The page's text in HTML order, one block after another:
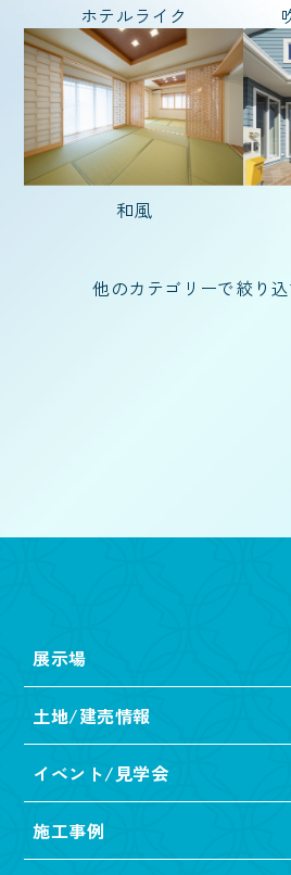
ホテルライク
和風
他のカテゴリーで絞り込
坪 〜
坪
展示場
土地/建売情報
イベント/見学会
施工事例